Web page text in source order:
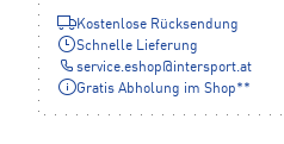
Kostenlose Rücksendung
Schnelle Lieferung
service.eshop@ intersport.at
Gratis Abholung im Shop**